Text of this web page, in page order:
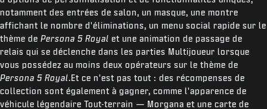
notamment des entrées de salon, un masque, une montre
affichant le nombre d'éliminations, un menu social rapide sur le
thème de Persona 5 Royal et une animation de passage de
relais qui se déclenche dans les parties Multijoueur lorsque
vous possédez au moins deux opérateurs sur le thème de
Persona 5 Royal .Et ce n'est pas tout : des récompenses de
collection sont également à gagner, comme l'apparence de
véhicule légendaire Tout-terrain — Morgana et une carte de